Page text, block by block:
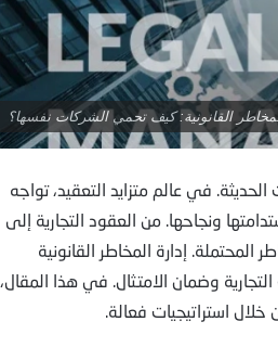
القانونية: كيف تحمي الشركات نفسها؟
الحديثة. في عالم متزايد التعقيد، تواجه
ونجاحها. من العقود التجارية إلى
المحتملة. إدارة المخاطر القانونية
وضمان الامتثال. في هذا المقال،
استراتيجيات فعالة.